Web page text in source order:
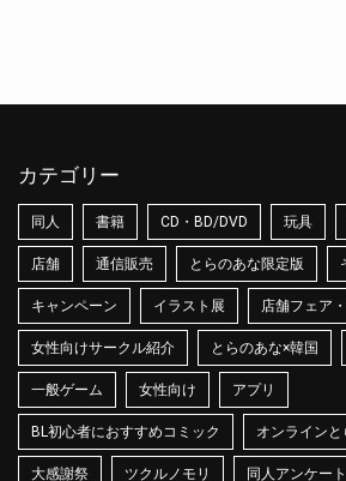
カテゴリー
同人 書籍 CD・BD/DVD 玩具
店舗 通信販売 とらのあな限定版
キャンペーン イラスト展 店舗フェア
女性向けサークル紹介 とらのあな×韓国
一般ゲーム 女性向け アプリ
BL初心者におすすめコミック オンライン
大感謝祭 ツクルノモリ 同人アンケート